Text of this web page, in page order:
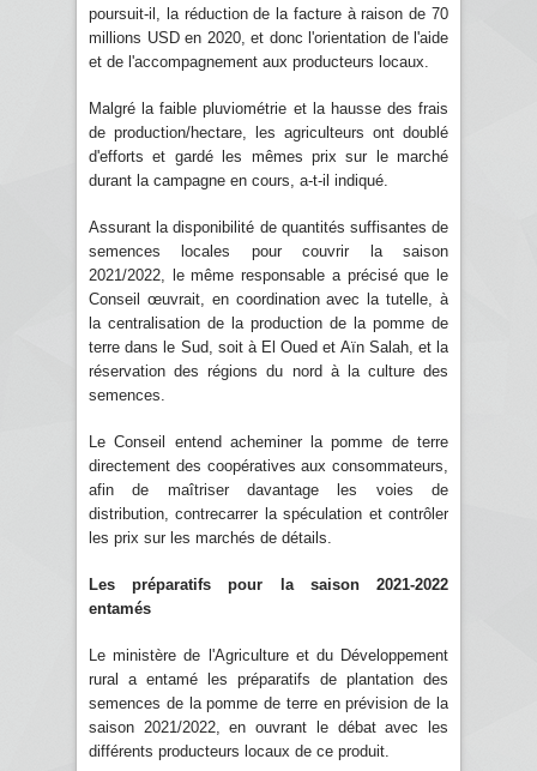
poursuit-il, la réduction de la facture à raison de 70
millions USD en 2020, et donc l'orientation de l'aide
et de l'accompagnement aux producteurs locaux.
Malgré la faible pluviométrie et la hausse des frais
de production/hectare, les agriculteurs ont doublé
d'efforts et gardé les mêmes prix sur le marché
durant la campagne en cours, a-t-il indiqué.
Assurant la disponibilité de quantités suffisantes de
semences locales pour couvrir la saison
2021/2022, le même responsable a précisé que le
Conseil œuvrait, en coordination avec la tutelle, à
la centralisation de la production de la pomme de
terre dans le Sud, soit à El Oued et Aïn Salah, et la
réservation des régions du nord à la culture des
semences.
Le Conseil entend acheminer la pomme de terre
directement des coopératives aux consommateurs,
afin de maîtriser davantage les voies de
distribution, contrecarrer la spéculation et contrôler
les prix sur les marchés de détails.
Les préparatifs pour la saison 2021-2022
entamés
Le ministère de l'Agriculture et du Développement
rural a entamé les préparatifs de plantation des
semences de la pomme de terre en prévision de la
saison 2021/2022, en ouvrant le débat avec les
différents producteurs locaux de ce produit.